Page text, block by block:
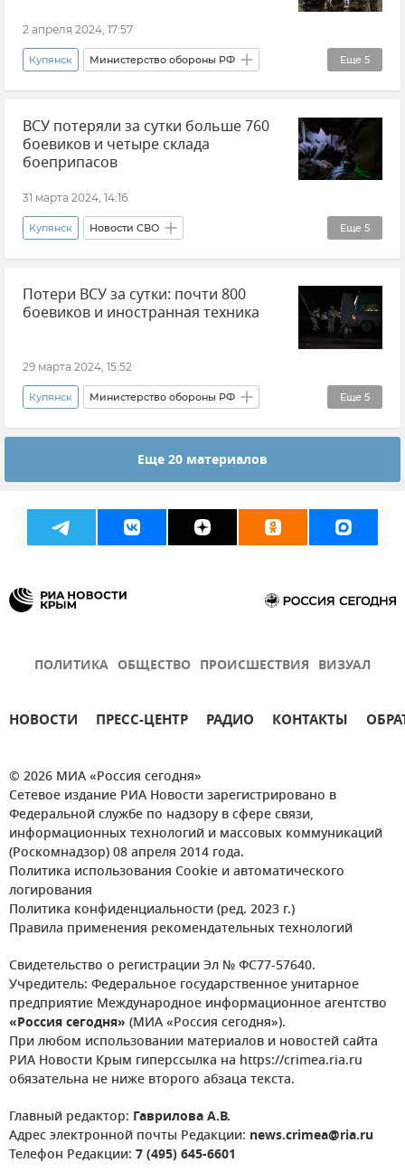
2 апреля 2024, 17:57
Еще 5
Купянск Министерство обороны РФ
Новости СВО Новые регионы России
Вооруженные силы России
ВСУ (Вооруженные силы Украины)
ВСУ потеряли за сутки больше 760
боевиков и четыре склада
боеприпасов
31 марта 2024, 14:16
Еще 5
Купянск Новости СВО
Министерство обороны РФ
Новые регионы России Авдеевка
Потери ВСУ за сутки: почти 800
боевиков и иностранная техника
29 марта 2024, 15:52
Еще 5
Купянск Министерство обороны РФ
Новости СВО Вооруженные силы России
Новые регионы России Авдеевка
Еще 20 материалов
ПОЛИТИКА ОБЩЕСТВО ПРОИСШЕСТВИЯ ВИЗУАЛ
НОВОСТИ ПРЕСС-ЦЕНТР РАДИО КОНТАКТЫ
© 2026 МИА «Россия сегодня»
Сетевое издание РИА Новости зарегистрировано в
Федеральной службе по надзору в сфере связи,
информационных технологий и массовых коммуникаций
(Роскомнадзор) 08 апреля 2014 года.
Политика использования Cookie и автоматического
логирования
Политика конфиденциальности (ред. 2023 г.)
Правила применения рекомендательных технологий
Свидетельство о регистрации Эл № ФС77-57640.
Учредитель: Федеральное государственное унитарное
предприятие Международное информационное агентство
«Россия сегодня» (МИА «Россия сегодня»).
При любом использовании материалов и новостей сайта
РИА Новости Крым гиперссылка на https://crimea.ria.ru
обязательна не ниже второго абзаца текста.
Главный редактор: Гаврилова А.В.
Адрес электронной почты Редакции: news.crimea@ria.ru
Телефон Редакции: 7 (495) 645-6601